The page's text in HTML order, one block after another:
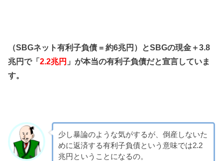
（SBGネット有利子負債 = 約6兆円）とSBGの現金＋3.8
兆円で「2.2兆円 」が本当の有利子負債だと宣言していま
す。
少し暴論のような気がするが、倒産しないた
めに返済する有利子負債という意味では2.2
兆円ということになるの。